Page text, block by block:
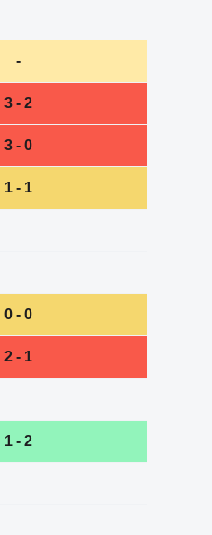
-
3 - 2
3 - 0
1 - 1
0 - 0
2 - 1
1 - 2